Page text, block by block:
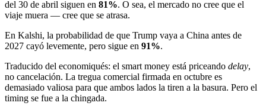
del 30 de abril siguen en 81%. O sea, el mercado no cree que el
viaje muera — cree que se atrasa.
En Kalshi, la probabilidad de que Trump vaya a China antes de
2027 cayó levemente, pero sigue en 91%.
Traducido del economiqués: el smart money está priceando delay,
no cancelación. La tregua comercial firmada en octubre es
demasiado valiosa para que ambos lados la tiren a la basura. Pero el
timing se fue a la chingada.